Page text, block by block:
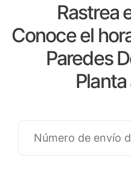
Rastrea
Conoce el
Paredes